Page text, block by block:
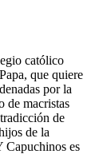
católico
que quiere
por la
de macristas
de
de la
Capuchinos es